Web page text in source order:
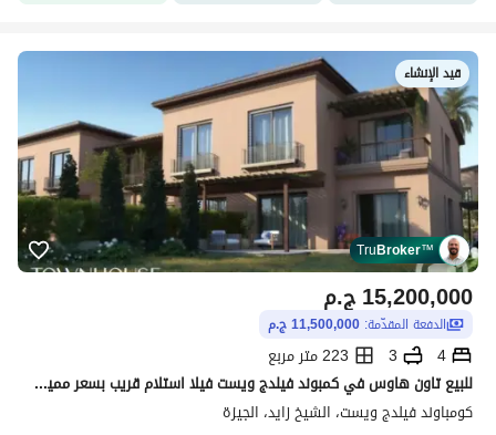
قيد الإنشاء
TruBroker™
ج.م15,200,000
الدفعة المقدّمة: 11,500,000 ج.م
4
3
223 متر مربع
للبيع تاون هاوس في كمبوند فيلدج ويست فيلا استلام قريب بسعر مميز جدا تكملة اقساط
كومباوند فيلدج ويست، الشيخ زايد، الجيزة